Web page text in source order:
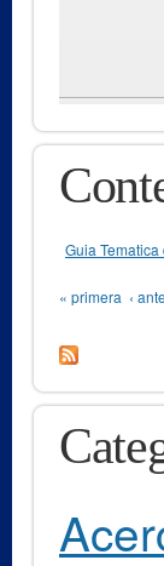
Guia
Páginas
« primera ‹